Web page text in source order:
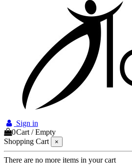
Sign in
0Cart /Empty
Shopping Cart
×
There are no more items in your cart